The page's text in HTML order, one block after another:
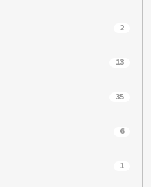
2
0
0
0
0
2
13
35
6
1